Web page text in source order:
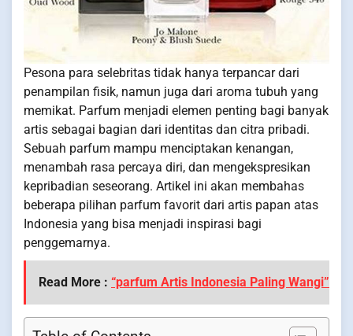
Pesona para selebritas tidak hanya terpancar dari
penampilan fisik, namun juga dari aroma tubuh yang
memikat. Parfum menjadi elemen penting bagi banyak
artis sebagai bagian dari identitas dan citra pribadi.
Sebuah parfum mampu menciptakan kenangan,
menambah rasa percaya diri, dan mengekspresikan
kepribadian seseorang. Artikel ini akan membahas
beberapa pilihan parfum favorit dari artis papan atas
Indonesia yang bisa menjadi inspirasi bagi
penggemarnya.
Read More : “parfum Artis Indonesia Paling Wangi”